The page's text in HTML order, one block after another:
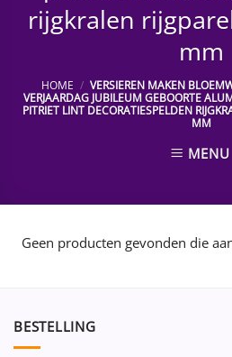
rijgkralen
mm
HOME / VERSIEREN MAKEN
VERJAARDAG JUBILEUM GEBOORTE
PITRIET LINT DECORATIESPELDEN
MM
MENU
Geen producten gevonden die
BESTELLING